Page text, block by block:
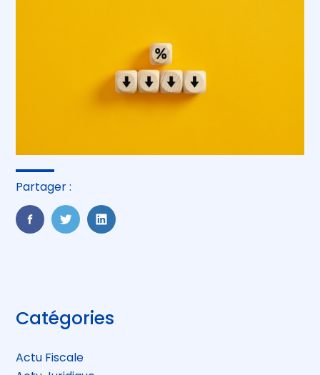
Partager :
FaceBook
TwitterLinkedIn
Blog
sidebar
Catégories
Actu Fiscale